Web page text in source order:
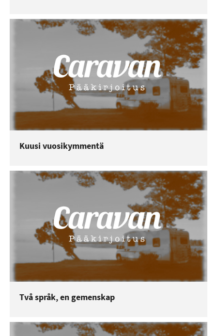
Kuusi vuosikymmentä
Två språk, en gemenskap